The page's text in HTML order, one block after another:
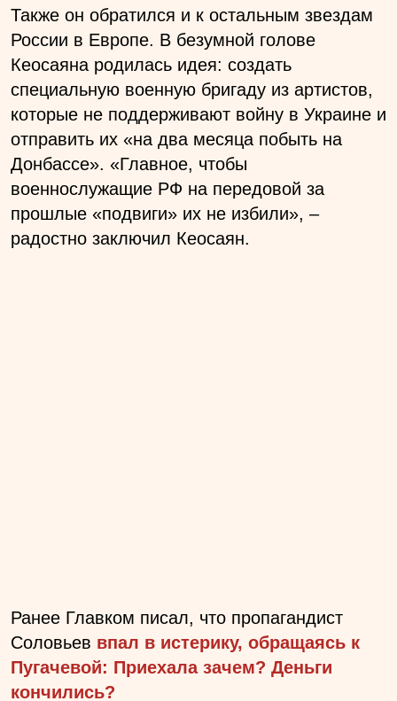
Также он обратился и к остальным звездам
России в Европе. В безумной голове
Кеосаяна родилась идея: создать
специальную военную бригаду из артистов,
которые не поддерживают войну в Украине и
отправить их «на два месяца побыть на
Донбассе». «Главное, чтобы
военнослужащие РФ на передовой за
прошлые «подвиги» их не избили», –
радостно заключил Кеосаян.
Ранее Главком писал, что пропагандист
Соловьев впал в истерику, обращаясь к
Пугачевой: Приехала зачем? Деньги
кончились?